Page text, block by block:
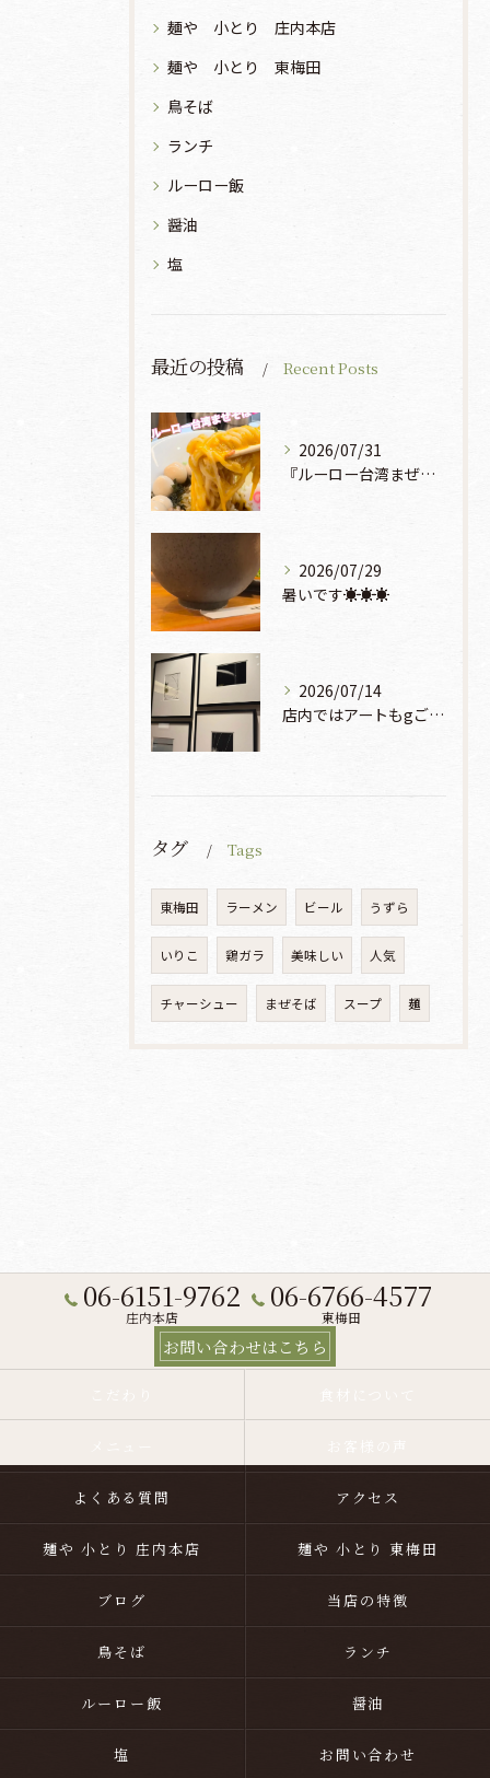
麺や 小とり 庄内本店
麺や 小とり 東梅田
鳥そば
ランチ
ルーロー飯
醤油
塩
最近の投稿 Recent Posts
2026/07/31
『ルーロー台湾まぜそば』930円🍜🫧
2026/07/29
暑いです☀️☀️☀️
2026/07/14
店内ではアートもgご鑑賞いただけます♡♡♡
タグ Tags
東梅田 ラーメン ビール うずら
いりこ 鶏ガラ 美味しい 人気
チャーシュー まぜそば スープ 麺
06-6151-9762
庄内本店
06-6766-4577
東梅田
お問い合わせはこちら
よくある質問 アクセス
麺や 小とり 庄内本店 麺や 小とり 東梅田
ブログ 当店の特徴
鳥そば ランチ
ルーロー飯 醤油
塩 お問い合わせ